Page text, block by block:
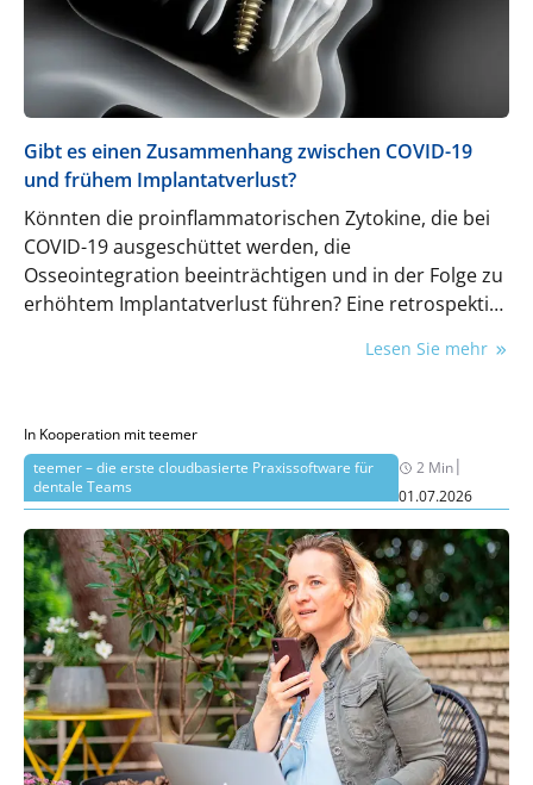
Gibt es einen Zusammenhang zwischen COVID-19
und frühem Implantatverlust?
Könnten die proinflammatorischen Zytokine, die bei
COVID-19 ausgeschüttet werden, die
Osseointegration beeinträchtigen und in der Folge zu
erhöhtem Implantatverlust führen? Eine retrospektive
Lesen Sie mehr
In Kooperation mit teemer
teemer – die erste cloudbasierte Praxissoftware für
dentale Teams
2 Min|
01.07.2026